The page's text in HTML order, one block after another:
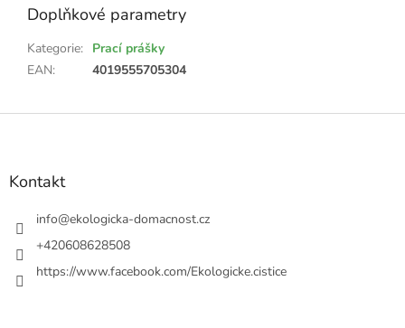
Doplňkové parametry
Kategorie: Prací prášky
EAN: 4019555705304
Z
Kontakt
info@ekologicka-domacnost.cz
+420608628508
https://www.facebook.com/Ekologicke.cistice